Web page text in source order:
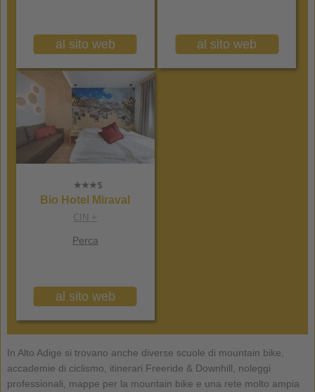
al sito web al sito web
Bio Hotel Miraval
CIN +
Perca
al sito web
In Alto Adige si trovano anche diverse scuole di mountain bike,
accademie di ciclismo, itinerari Freeride & Downhill, noleggi
professionali, mappe per la mountain bike e una rete molto ampia